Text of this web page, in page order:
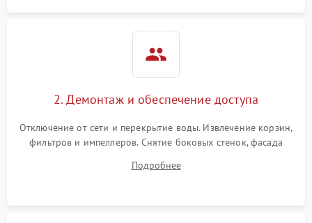
2. Демонтаж и обеспечение доступа
Отключение от сети и перекрытие воды. Извлечение корзин,
фильтров и импеллеров. Снятие боковых стенок, фасада
циркуляционному насосу, ТЭНу и сливной помпе.
Подробнее